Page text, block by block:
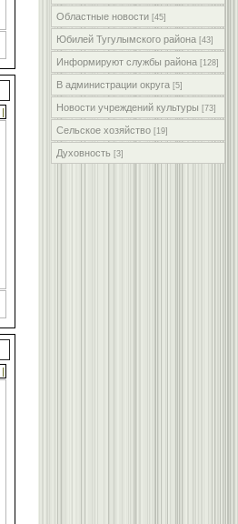
Областные новости [45]
Юбилей Тугулымского района [43]
Информируют службы района [128]
В администрации округа [5]
Новости учреждений культуры [73]
Сельское хозяйство [19]
Духовность [3]